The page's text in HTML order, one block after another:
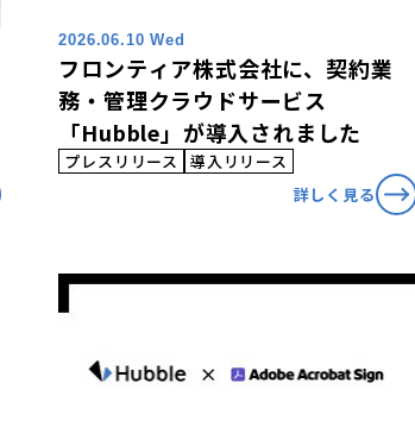
2026.06.10 Wed
フロンティア株式会社に、契約業
務・管理クラウドサービス
「Hubble」が導入されました
プレスリリース
導入リリース
詳しく見る